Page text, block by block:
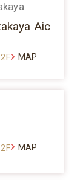
Aic
MAP
MAP